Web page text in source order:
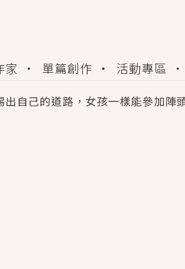
家 單篇創作 活動專區
自己的道路，女孩一樣能參加陣
獲得豐富廣宣資源、專屬服務與
大佬，你哭什麼？》追妻火葬場
日、檸檬的香氣、互相愛慕的兩
體質世界觀，無法抗拒的吸引力
了房子模型，但現實中買下的竟
個連自己也無法改變的永恆， 他